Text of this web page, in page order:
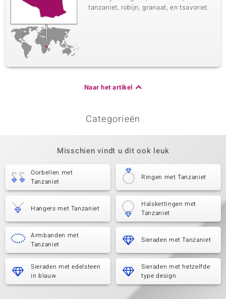
tanzaniet, robijn, granaat, en tsavoriet.
Naar het artikel
Categorieën
Misschien vindt u dit ook leuk
Oorbellen met
Tanzaniet
Ringen met Tanzaniet
Hangers met Tanzaniet
Halskettingen met
Tanzaniet
Armbanden met
Tanzaniet
Sieraden met Tanzaniet
Sieraden met edelsteen
in blauw
Sieraden met hetzelfde
type design